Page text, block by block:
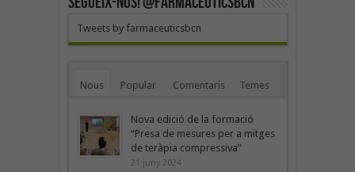
Tweets by farmaceuticsbcn
Nous Popular Comentaris Temes
Nova edició de la formació
“Presa de mesures per a mitges
de teràpia compressiva”
21 juny 2024